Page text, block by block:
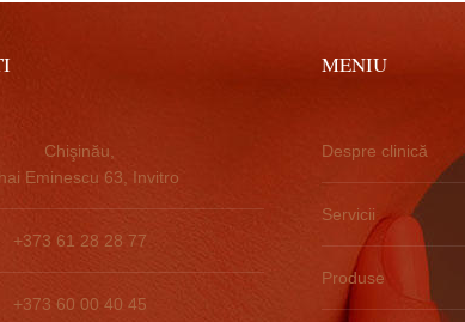
Chişinău,
Eminescu 63, Invitro
+373 61 28 28 77
+373 60 00 40 45
MENIU
Despre clinică
Servicii
Produse